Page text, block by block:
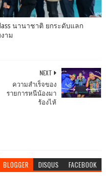
นานาชาติ ยกระดับแลก
าม
NEXT
ความสำเร็จของ
รายการหนีน้องมา
ร้องไห้
BLOGGER DISQUS FACEBOOK